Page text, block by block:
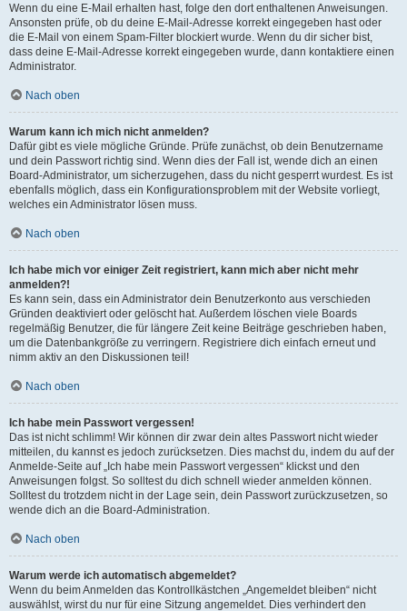
Wenn du eine E-Mail erhalten hast, folge den dort enthaltenen Anweisungen.
Ansonsten prüfe, ob du deine E-Mail-Adresse korrekt eingegeben hast oder
die E-Mail von einem Spam-Filter blockiert wurde. Wenn du dir sicher bist,
dass deine E-Mail-Adresse korrekt eingegeben wurde, dann kontaktiere einen
Administrator.
Nach oben
Warum kann ich mich nicht anmelden?
Dafür gibt es viele mögliche Gründe. Prüfe zunächst, ob dein Benutzername
und dein Passwort richtig sind. Wenn dies der Fall ist, wende dich an einen
Board-Administrator, um sicherzugehen, dass du nicht gesperrt wurdest. Es ist
ebenfalls möglich, dass ein Konfigurationsproblem mit der Website vorliegt,
welches ein Administrator lösen muss.
Nach oben
Ich habe mich vor einiger Zeit registriert, kann mich aber nicht mehr
anmelden?!
Es kann sein, dass ein Administrator dein Benutzerkonto aus verschieden
Gründen deaktiviert oder gelöscht hat. Außerdem löschen viele Boards
regelmäßig Benutzer, die für längere Zeit keine Beiträge geschrieben haben,
um die Datenbankgröße zu verringern. Registriere dich einfach erneut und
nimm aktiv an den Diskussionen teil!
Nach oben
Ich habe mein Passwort vergessen!
Das ist nicht schlimm! Wir können dir zwar dein altes Passwort nicht wieder
mitteilen, du kannst es jedoch zurücksetzen. Dies machst du, indem du auf der
Anmelde-Seite auf „Ich habe mein Passwort vergessen“ klickst und den
Anweisungen folgst. So solltest du dich schnell wieder anmelden können.
Solltest du trotzdem nicht in der Lage sein, dein Passwort zurückzusetzen, so
wende dich an die Board-Administration.
Nach oben
Warum werde ich automatisch abgemeldet?
Wenn du beim Anmelden das Kontrollkästchen „Angemeldet bleiben“ nicht
auswählst, wirst du nur für eine Sitzung angemeldet. Dies verhindert den